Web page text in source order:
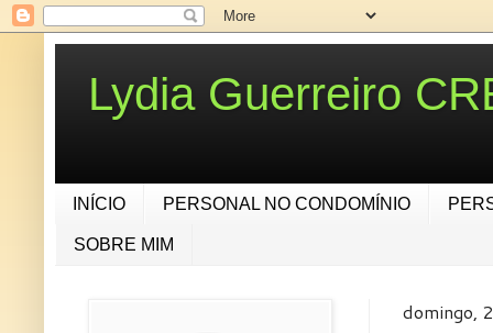
Lydia Guerreiro
INÍCIO PERSONAL NO CONDOMÍNIO
SOBRE MIM
domingo,